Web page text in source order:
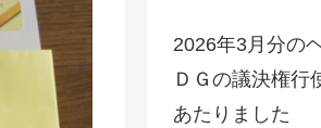
2026年3月分
ＤＧの議決権行
あたりました